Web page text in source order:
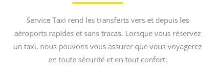
Service Taxi rend les transferts vers et depuis les
aéroports rapides et sans tracas. Lorsque vous réservez
un taxi, nous pouvons vous assurer que vous voyagerez
en toute sécurité et en tout confort.